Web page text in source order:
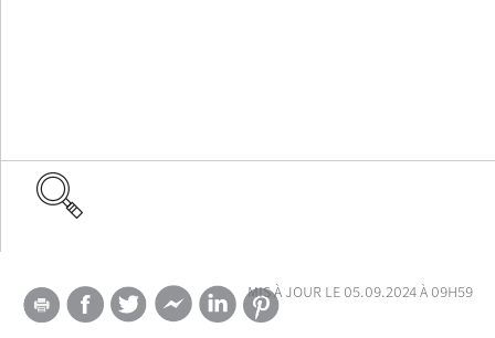
mis à jour le 05.09.2024 à 09h59